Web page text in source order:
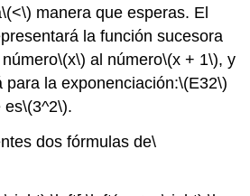
\(<\) manera que esperas. El
la función sucesora
\(x\) al número\(x + 1\), y
para la exponenciación:\(E32\)
es\(3^2\).
dos fórmulas de\